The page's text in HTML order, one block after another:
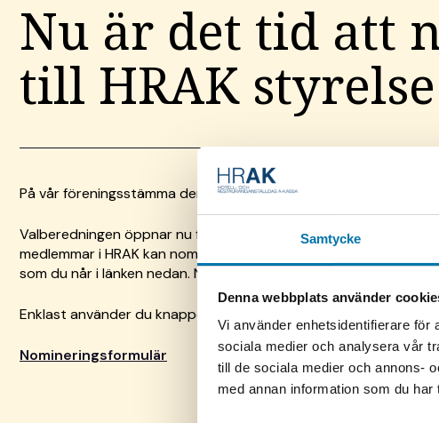
Samtycke
Denna webbplats använder
Vi använder enhetsidentifierare för
sociala medier och analysera vår
till de sociala medier och annons-
med annan information som du
Nu är det tid att
till HRAK styrelse
På vår föreningsstämma den 14 juni 2019 ska styrelse väljas på
Valberedningen öppnar nu för nomineringar under perioden 26
medlemmar i HRAK kan nomineras och nominera. För att
som du når i länken nedan. Nomineringen ska skickas till
Enklast använder du knappen i formuläret för att skicka in
Nomineringsformulär